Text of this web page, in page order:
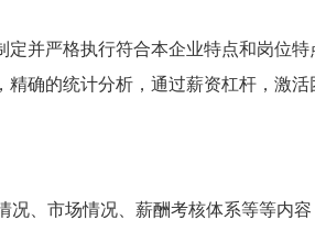
并严格执行符合本企业特点和岗位
确的统计分析，通过薪资杠杆，激活
况、市场情况、薪酬考核体系等等内